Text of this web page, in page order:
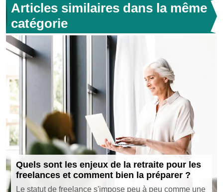
Articles similaires dans la même
catégorie
Quels sont les enjeux de la retraite pour les
freelances et comment bien la préparer ?
Le statut de freelance s'impose peu à peu comme une